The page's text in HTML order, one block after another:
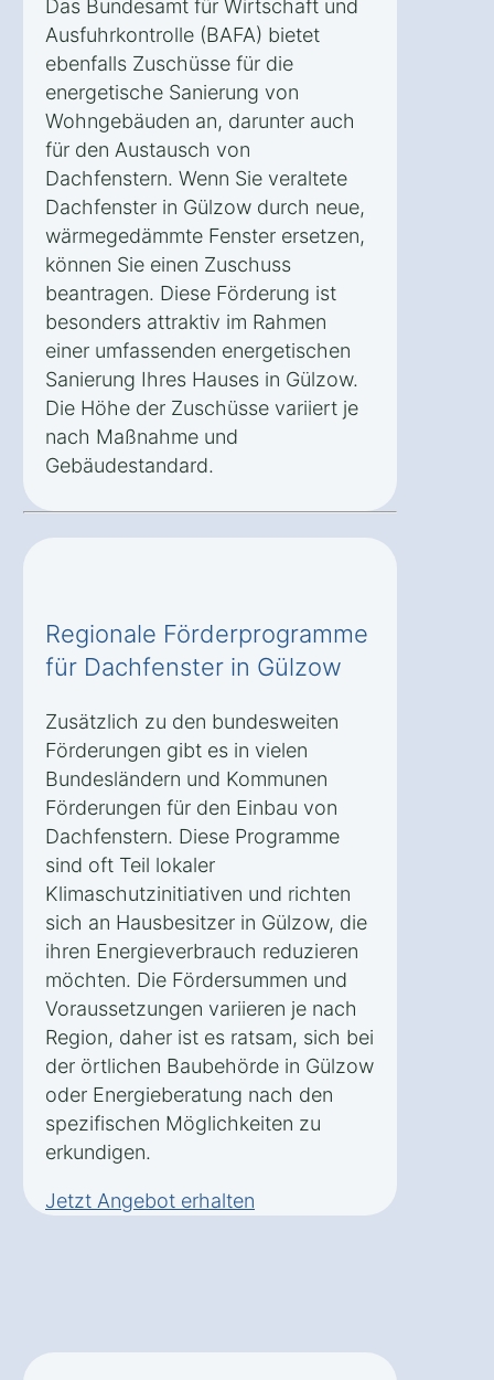
Das Bundesamt für Wirtschaft und
Ausfuhrkontrolle (BAFA) bietet
ebenfalls Zuschüsse für die
energetische Sanierung von
Wohngebäuden an, darunter auch
für den Austausch von
Dachfenstern. Wenn Sie veraltete
Dachfenster in Gülzow durch neue,
wärmegedämmte Fenster ersetzen,
können Sie einen Zuschuss
beantragen. Diese Förderung ist
besonders attraktiv im Rahmen
einer umfassenden energetischen
Sanierung Ihres Hauses in Gülzow.
Die Höhe der Zuschüsse variiert je
nach Maßnahme und
Gebäudestandard.
Regionale Förderprogramme
für Dachfenster in Gülzow
Zusätzlich zu den bundesweiten
Förderungen gibt es in vielen
Bundesländern und Kommunen
Förderungen für den Einbau von
Dachfenstern. Diese Programme
sind oft Teil lokaler
Klimaschutzinitiativen und richten
sich an Hausbesitzer in Gülzow, die
ihren Energieverbrauch reduzieren
möchten. Die Fördersummen und
Voraussetzungen variieren je nach
Region, daher ist es ratsam, sich bei
der örtlichen Baubehörde in Gülzow
oder Energieberatung nach den
spezifischen Möglichkeiten zu
erkundigen.
Jetzt Angebot erhalten